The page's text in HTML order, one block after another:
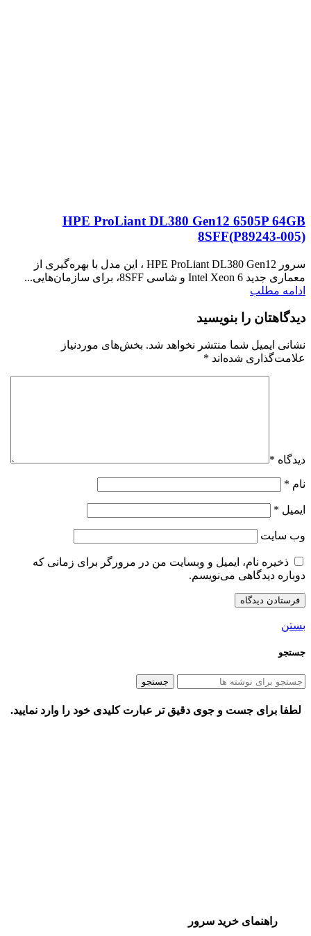
HPE ProLiant DL380 Gen12 6505P 64GB
8SFF(P89243‑005)
سرور HPE ProLiant DL380 Gen12 ، این مدل با بهره‌گیری از
معماری جدید Intel Xeon 6 و شاسی 8SFF، برای سازمان‌هایی...
ادامه مطلب
دیدگاهتان را بنویسید
نشانی ایمیل شما منتشر نخواهد شد. بخش‌های موردنیاز
علامت‌گذاری شده‌اند *
دیدگاه *
نام *
ایمیل *
وب‌ سایت
ذخیره نام، ایمیل و وبسایت من در مرورگر برای زمانی که
دوباره دیدگاهی می‌نویسم.
بستن
جستجو
جستجو
لطفا برای جست و جوی دقیق تر عبارت کلیدی خود را وارد نمایید.
راهنمای خرید سرور